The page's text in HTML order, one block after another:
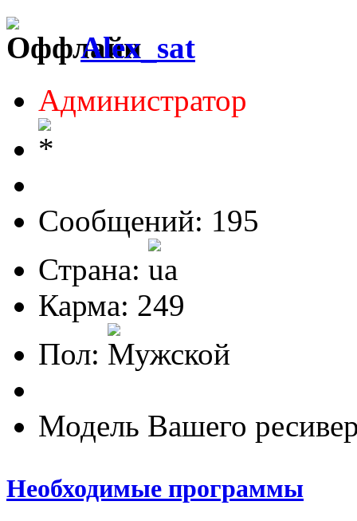
Alex_sat
Администратор
Сообщений: 195
Страна:
Карма: 249
Пол:
Модель Вашего
Необходимые программы